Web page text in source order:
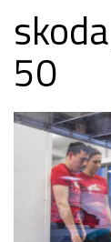
50